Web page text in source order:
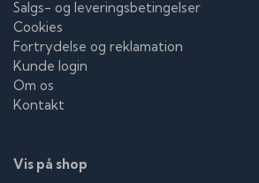
Salgs- og leveringsbetingelser
Cookies
Fortrydelse og reklamation
Kunde login
Om os
Kontakt
Vis på shop